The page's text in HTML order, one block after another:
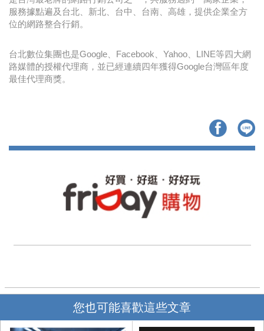
服務據點遍及台北、新北、台中、台南、高雄，提供企業全方
位的網路整合行銷。
台北數位集團也是Google、Facebook、Yahoo、LINE等四大網
路媒體的授權代理商，並已經連續四年獲得Google台灣區年度
最佳代理商獎。
您也可能喜歡這些文章